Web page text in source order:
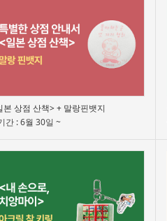
본 상점 산책> + 말랑핀뱃지
간 : 6월 30일 ~